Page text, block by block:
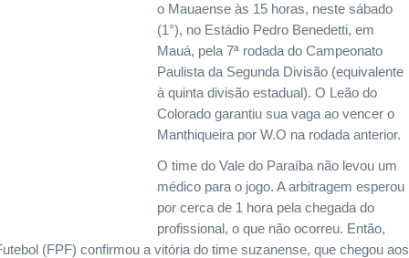
o Mauaense às 15 horas, neste sábado
(1°), no Estádio Pedro Benedetti, em
Mauá, pela 7ª rodada do Campeonato
Paulista da Segunda Divisão (equivalente
à quinta divisão estadual). O Leão do
Colorado garantiu sua vaga ao vencer o
Manthiqueira por W.O na rodada anterior.
O time do Vale do Paraíba não levou um
médico para o jogo. A arbitragem esperou
por cerca de 1 hora pela chegada do
profissional, o que não ocorreu. Então,
(FPF) confirmou a vitória do time suzanense, que chegou aos